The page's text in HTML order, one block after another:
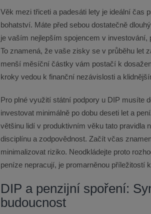
Věk mezi třiceti a padesáti lety je ideální čas
bohatství. Máte před sebou dostatečně
je vaším nejlepším spojencem v
To znamená, že vaše zisky se v průběhu let
menší měsíční částky vám postačí k
kroky vedou k finanční nezávislosti a
Pro plné využití státní podpory u DIP musíte
investovat minimálně po dobu deseti let a
většinu lidí v produktivním věku tato pravidla
disciplínu a zodpovědnost. Začít včas
minimalizovat riziko. Neodkládejte proto
peníze nepracují, je promarněnou příležitostí
DIP a penzijní spoření:
budoucnost